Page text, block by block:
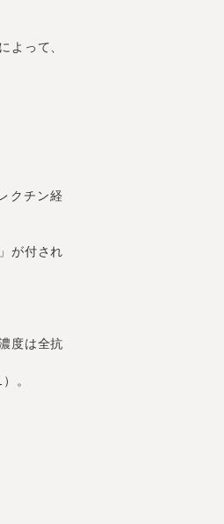
よって、
クチン経
が付され
度は全抗
。